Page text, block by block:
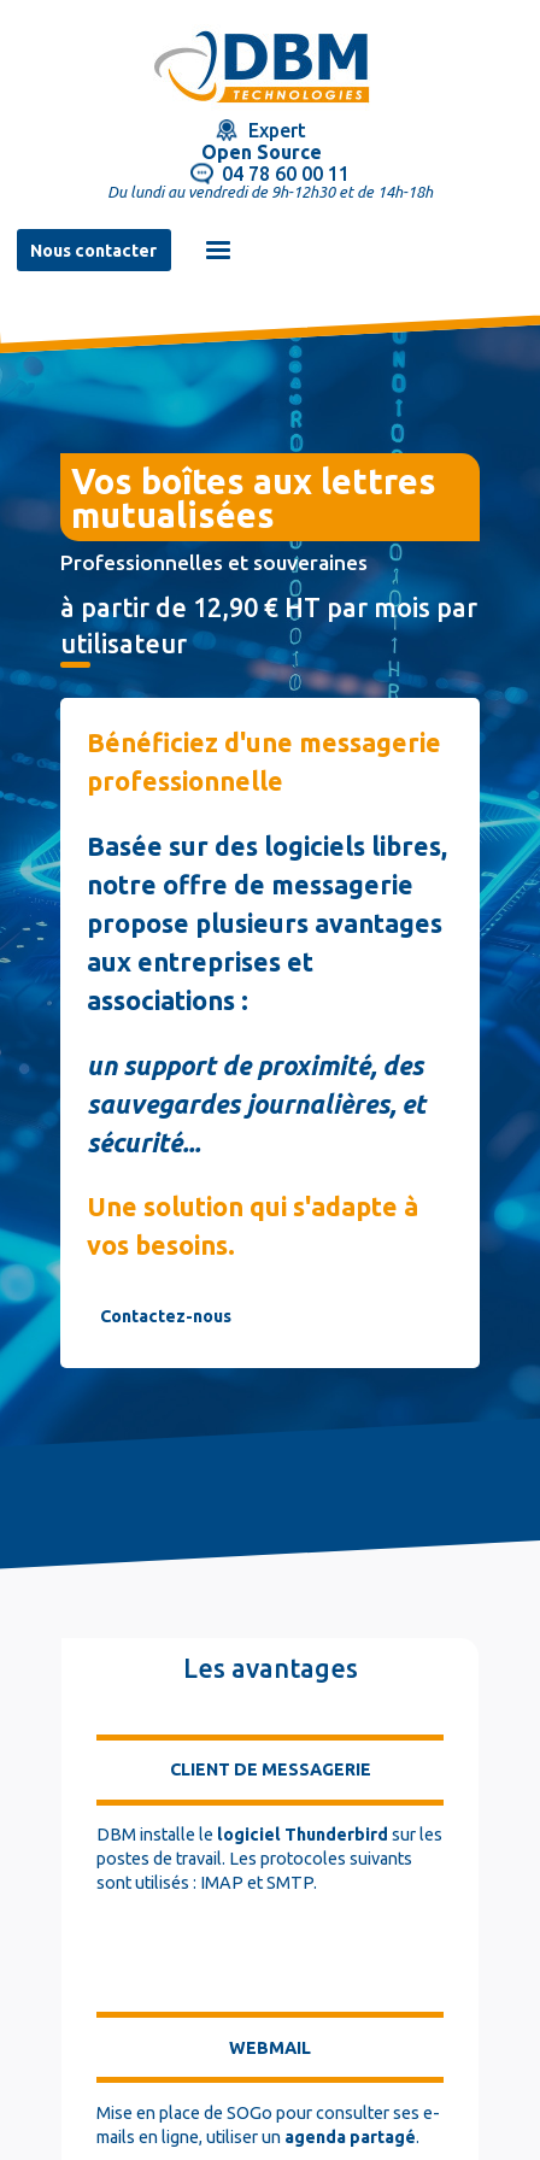
Expert
Open Source
04 78 60 00 11
Du lundi au vendredi de 9h-12h30 et de 14h-18h
Nous contacter
Navigation
Vos boîtes aux lettres
mutualisées
Professionnelles et souveraines
à partir de 12,90 € HT par mois par
utilisateur
Bénéficiez d'une messagerie
professionnelle
Basée sur des logiciels libres,
notre offre de messagerie
propose plusieurs avantages
aux entreprises et
associations :
un support de proximité, des
sauvegardes journalières, et
sécurité...
Une solution qui s'adapte à
vos besoins.
Contactez-nous
Les avantages
CLIENT DE MESSAGERIE
DBM installe le logiciel Thunderbird sur les
postes de travail. Les protocoles suivants
sont utilisés : IMAP et SMTP.
WEBMAIL
Mise en place de SOGo pour consulter ses e-
mails en ligne, utiliser un agenda partagé.